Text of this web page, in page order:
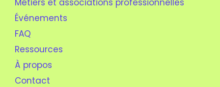
Métiers et associations professionnelles
Événements
FAQ
Ressources
À propos
Contact